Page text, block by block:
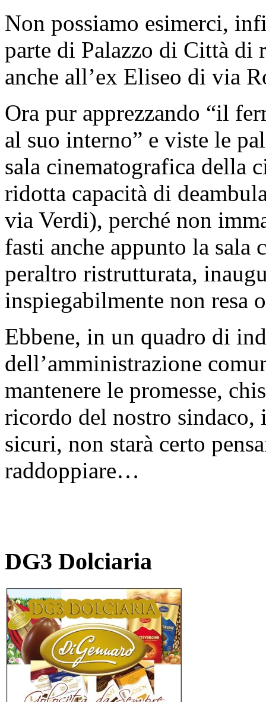
Non possiamo esimerci,
parte di Palazzo di Città di
anche all’ex Eliseo di via
Ora pur apprezzando “il
al suo interno” e viste le
sala cinematografica della
ridotta capacità di
via Verdi), perché non
fasti anche appunto la sala
peraltro ristrutturata,
inspiegabilmente non resa
Ebbene, in un quadro di
dell’amministrazione
mantenere le promesse,
ricordo del nostro sindaco,
sicuri, non starà certo
raddoppiare…
DG3 Dolciaria